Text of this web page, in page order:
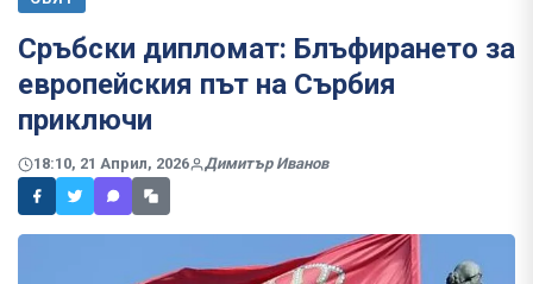
Сръбски дипломат: Блъфирането за
европейския път на Сърбия
приключи
18:10, 21 Април, 2026 Димитър Иванов